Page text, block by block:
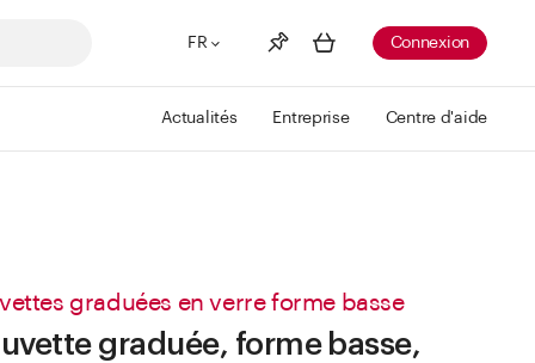
FR
Liste de souhaits Voir plus
Connexion
Actualités Entreprise Centre d'aide
graduées en verre forme basse
graduée, forme basse,